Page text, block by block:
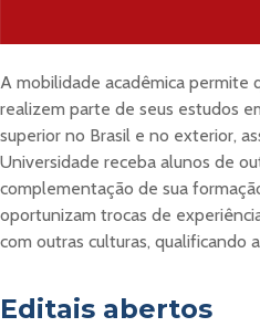
A mobilidade acadêmica permite
realizem parte de seus estudos
superior no Brasil e no exterior,
Universidade receba alunos de
complementação de sua
oportunizam trocas de
com outras culturas, qualificando
Editais abertos